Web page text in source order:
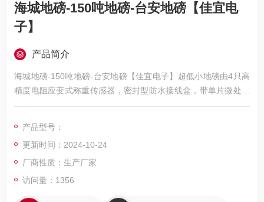
海城地磅-150吨地磅-台安地磅【佳宜电
子】
产品简介
海城地磅-150吨地磅-台安地磅【佳宜电子】超低小地磅由4只高
精度电阻应变式称重传感器，密封型防水接线盒，带单片微处理
器的称重显示仪表及钢结构称重秤台组成。超低台面结构，高度3
台表面抛光拉丝。产品美观，结构坚固，称量迅速，读字直观，
性能稳定可靠，操作简便，移动灵活。
产品型号：
更新时间：2024-10-24
厂商性质：生产厂家
访问量：1356